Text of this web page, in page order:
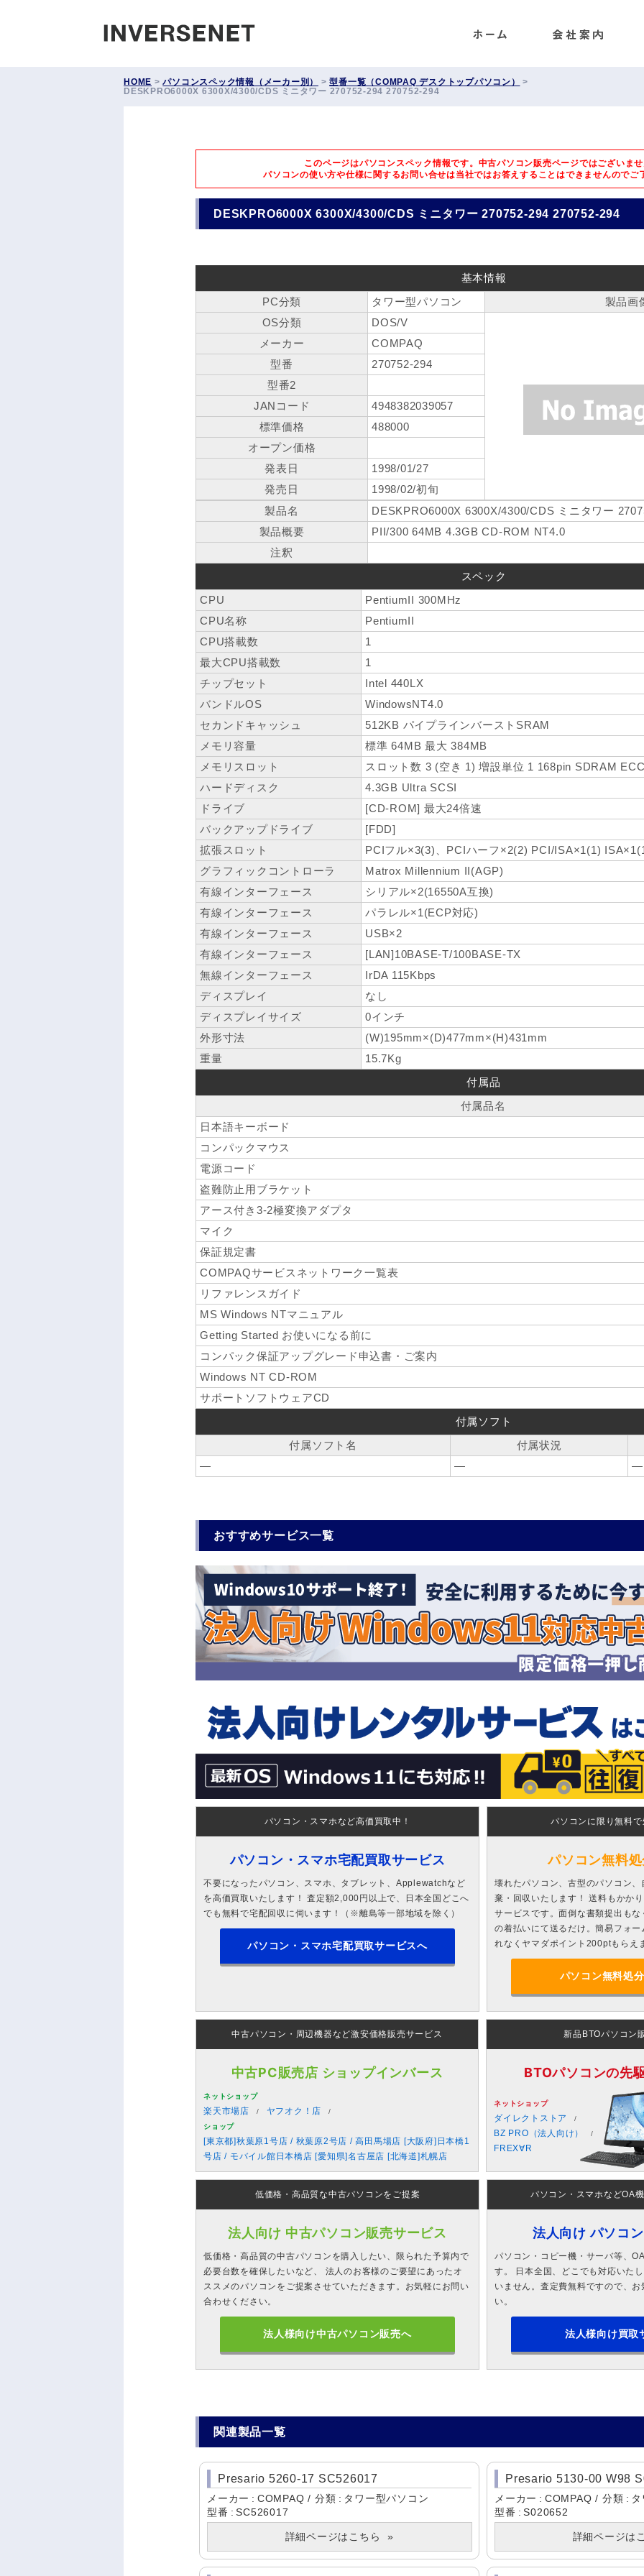
HOME >パソコンスペック情報（メーカー別） >型番一覧（COMPAQ デスクトップパソコン）
>
DESKPRO6000X 6300X/4300/CDS ミニタワー 270752-294 270752-294
このページはパソコンスペック情報です。中古パソコン販売ページではございま
パソコンの使い方や仕様に関するお問い合せは当社ではお答えすることはできませんのでご
DESKPRO6000X 6300X/4300/CDS ミニタワー 270752-294 270752-294
基本情報
PC分類
タワー型パソコン
製品画
OS分類
DOS/V
メーカー
COMPAQ
型番
270752-294
型番2
JANコード
4948382039057
標準価格
488000
オープン価格
発表日
1998/01/27
発売日
1998/02/初旬
製品名
DESKPRO6000X 6300X/4300/CDS ミニタワー
製品概要
PII/300 64MB 4.3GB CD-ROM NT4.0
注釈
スペック
CPU
PentiumII 300MHz
CPU名称
PentiumII
CPU搭載数
1
最大CPU搭載数
1
チップセット
Intel 440LX
バンドルOS
WindowsNT4.0
セカンドキャッシュ
512KB パイプラインバーストSRAM
メモリ容量
標準 64MB 最大 384MB
メモリスロット
スロット数 3 (空き 1) 増設単位 1 168pin SDRAM
ハードディスク
4.3GB Ultra SCSI
ドライブ
[CD-ROM] 最大24倍速
バックアップドライブ
[FDD]
拡張スロット
PCIフル×3(3)、PCIハーフ×2(2) PCI/ISA×1(1)
グラフィックコントローラ
Matrox Millennium II(AGP)
有線インターフェース
シリアル×2(16550A互換)
有線インターフェース
パラレル×1(ECP対応)
有線インターフェース
USB×2
有線インターフェース
[LAN]10BASE-T/100BASE-TX
無線インターフェース
IrDA 115Kbps
ディスプレイ
なし
ディスプレイサイズ
0インチ
外形寸法
(W)195mm×(D)477mm×(H)431mm
重量
15.7Kg
付属品
付属品名
日本語キーボード
コンパックマウス
電源コード
盗難防止用ブラケット
アース付き3-2極変換アダプタ
マイク
保証規定書
COMPAQサービスネットワーク一覧表
リファレンスガイド
MS Windows NTマニュアル
Getting Started お使いになる前に
コンパック保証アップグレード申込書・ご案内
Windows NT CD-ROM
サポートソフトウェアCD
付属ソフト
付属ソフト名
付属状況
―
― ―
おすすめサービス一覧
パソコン・スマホなど高価買取中！
パソコン・スマホ宅配買取サービス
不要になったパソコン、スマホ、タブレット、Applewatchなど
を高価買取いたします！ 査定額2,000円以上で、日本全国どこへ
でも無料で宅配回収に伺います！（※離島等一部地域を除く）
パソコン・スマホ宅配買取サービスへ
パソコンに限り無料
パソコン無料
壊れたパソコン、古型のパソコン
棄・回収いたします！ 送料もかか
サービスです。面倒な書類提出も
の着払いにて送るだけ。簡易フォ
れなくヤマダポイント200ptもらえ
パソコン無料処
中古パソコン・周辺機器など激安価格販売サービス
中古PC販売店 ショップインバース
ネットショップ
楽天市場店 ヤフオク！店
ショップ
[東京都]秋葉原1号店 / 秋葉原2号店 / 高田馬場店 [大阪府]日本橋1
号店 / モバイル館日本橋店 [愛知県]名古屋店 [北海道]札幌店
新品BTOパソコン
BTOパソコンの先
ネットショップ
ダイレクトストア
BZ PRO（法人向け）
FREX∀R
低価格・高品質な中古パソコンをご提案
法人向け 中古パソコン販売サービス
低価格・高品質の中古パソコンを購入したい、限られた予算内で
必要台数を確保したいなど、 法人のお客様のご要望にあったオ
ススメのパソコンをご提案させていただきます。お気軽にお問い
合わせください。
法人様向け中古パソコン販売へ
パソコン・スマホなどOA
法人向け パソコ
パソコン・コピー機・サーバ等、
す。 日本全国、どこでも対応いた
いません。査定費無料ですので、
い。
法人様向け買取
関連製品一覧
Presario 5260-17 SC526017
メーカー COMPAQ 分類
タワー型パソコン
型番
SC526017
詳細ページはこちら
Presario 5130-00 W98
メーカー COMPAQ 分類
型番
S020652
詳細ページは